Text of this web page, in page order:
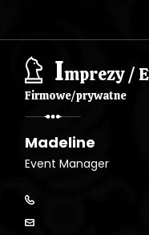
Imprezy /
Firmowe/prywatne
Madeline
Event Manager